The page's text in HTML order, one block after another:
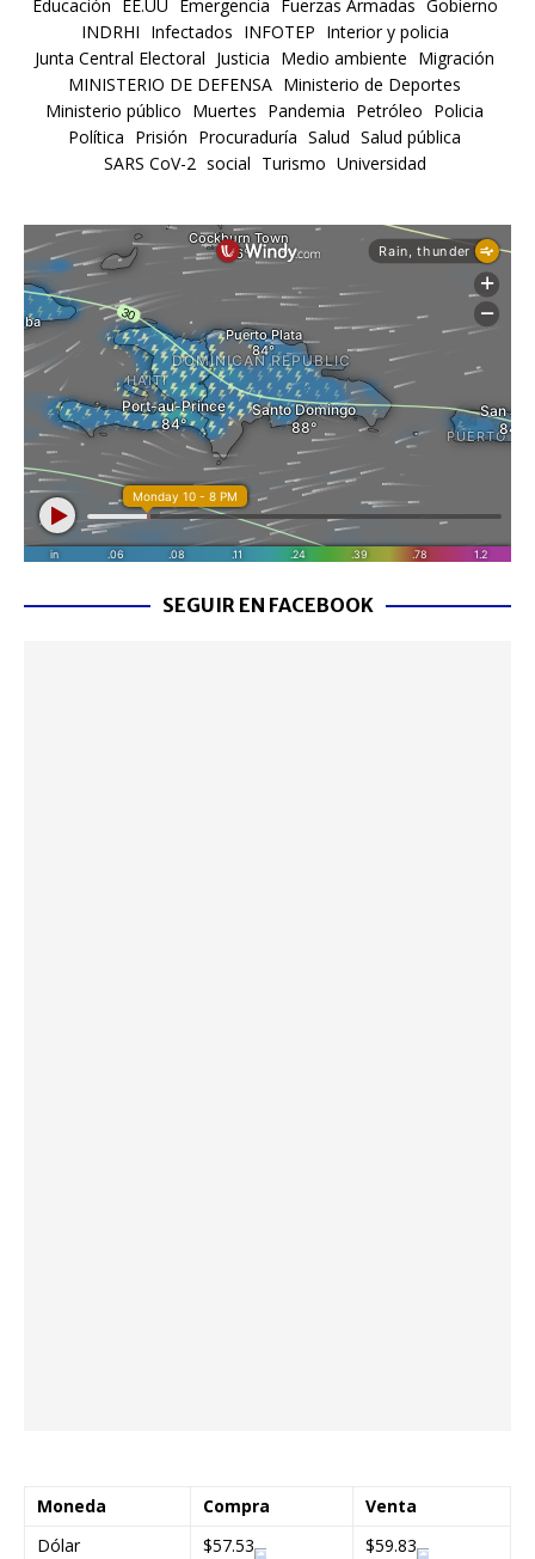
Educación EE.UU Emergencia Fuerzas Armadas Gobierno
INDRHI Infectados INFOTEP Interior y policia
Junta Central Electoral Justicia Medio ambiente Migración
MINISTERIO DE DEFENSA Ministerio de Deportes
Ministerio público Muertes Pandemia Petróleo Policia
Política Prisión Procuraduría Salud Salud pública
SARS CoV-2 social Turismo Universidad
SEGUIR EN FACEBOOK
Moneda Compra
Venta
Dólar
$57.53
$59.83